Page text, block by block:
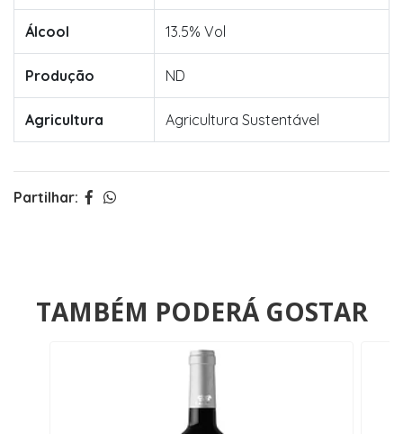
Álcool 13.5% Vol
Produção ND
Agricultura Agricultura Sustentável
Partilhar:
TAMBÉM PODERÁ GOSTAR